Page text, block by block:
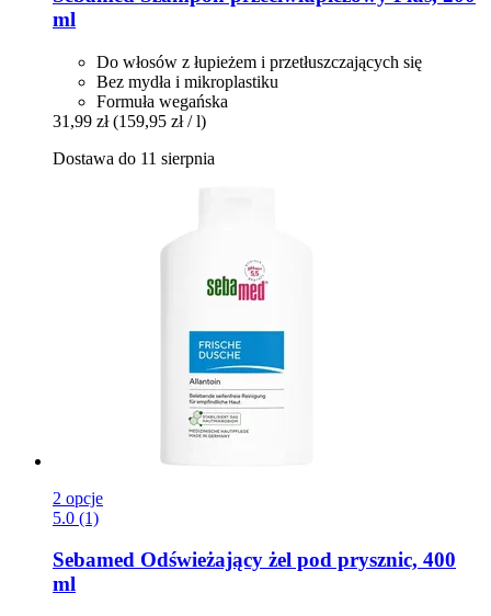
ml
Do włosów z łupieżem i przetłuszczających się
Bez mydła i mikroplastiku
Formuła wegańska
31,99 zł (159,95 zł / l)
Dostawa do 11 sierpnia
2 opcje
5.0 (1)
Sebamed Odświeżający żel pod prysznic, 400
ml